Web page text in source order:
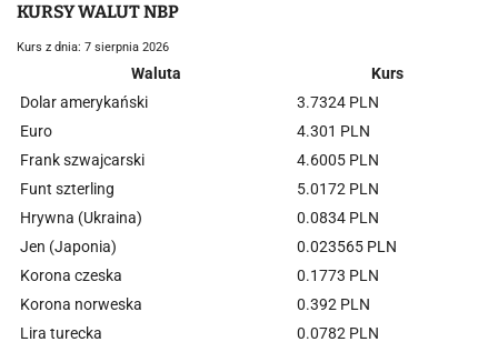
KURSY WALUT NBP
Kurs z dnia: 7 sierpnia 2026
Waluta
Kurs
Dolar amerykański
3.7324 PLN
Euro
4.301 PLN
Frank szwajcarski
4.6005 PLN
Funt szterling
5.0172 PLN
Hrywna (Ukraina)
0.0834 PLN
Jen (Japonia)
0.023565 PLN
Korona czeska
0.1773 PLN
Korona norweska
0.392 PLN
Lira turecka
0.0782 PLN